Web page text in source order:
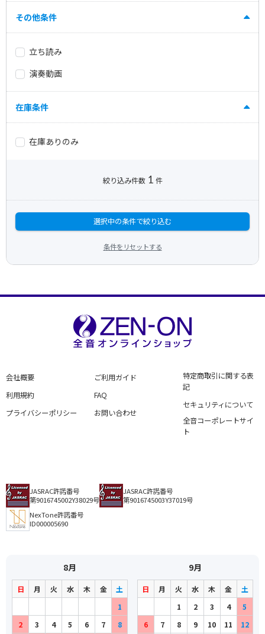
その他条件
立ち読み
演奏動画
在庫条件
在庫ありのみ
絞り込み件数 1 件
選択中の条件で絞り込む
条件をリセットする
会社概要
利用規約
プライバシーポリシー
ご利用ガイド
FAQ
お問い合わせ
特定商取引に関する表
記
セキュリティについて
全音コーポレートサイ
ト
JASRAC許諾番号
第9016745002Y38029号
JASRAC許諾番号
第9016745003Y37019号
NexTone許諾番号
ID000005690
8月
日 月 火 水 木 金
土
1
2
3 4 5 6 7 8
9月
日 月 火 水 木 金
土
1
2 3 4
5
6
7 8 9 10 11 12